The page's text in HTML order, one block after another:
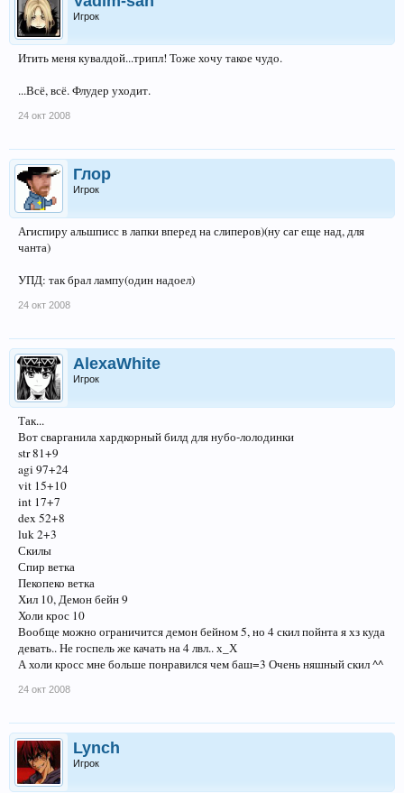
Игрок
Итить меня кувалдой...трипл! Тоже хочу такое чудо.
...Всё, всё. Флудер уходит.
24 окт 2008
Глор
Игрок
Агиспиру альшписс в лапки вперед на слиперов)(ну саг еще над, для
чанта)
УПД: так брал лампу(один надоел)
24 окт 2008
AlexaWhite
Игрок
Так...
Вот сварганила хардкорный билд для нубо-лолодинки
str 81+9
agi 97+24
vit 15+10
int 17+7
dex 52+8
luk 2+3
Скилы
Спир ветка
Пекопеко ветка
Хил 10, Демон бейн 9
Холи крос 10
Вообще можно ограничится демон бейном 5, но 4 скил пойнта я хз куда
девать.. Не госпель же качать на 4 лвл.. х_Х
А холи кросс мне больше понравился чем баш=3 Очень няшный скил ^^
24 окт 2008
Lynch
Игрок